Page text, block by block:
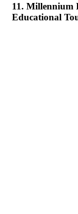
11. Millennium
Educational